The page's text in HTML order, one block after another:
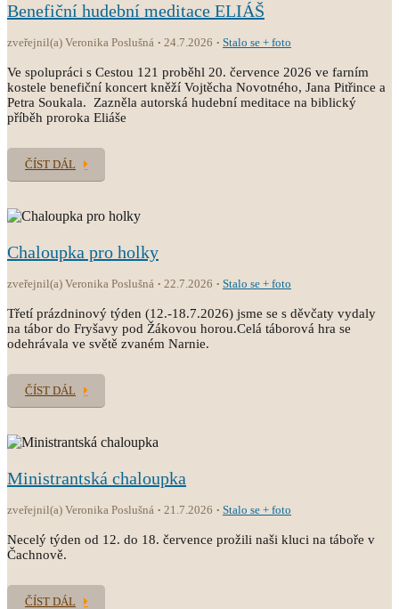
Benefiční hudební meditace ELIÁŠ
zveřejnil(a) Veronika Poslušná 24.7.2026 Stalo se + foto
Ve spolupráci s Cestou 121 proběhl 20. července 2026 ve farním
kostele benefiční koncert kněží Vojtěcha Novotného, Jana Pitřince a
Petra Soukala. Zazněla autorská hudební meditace na biblický
příběh proroka Eliáše
ČÍST DÁL
Chaloupka pro holky
zveřejnil(a) Veronika Poslušná 22.7.2026 Stalo se + foto
Třetí prázdninový týden (12.-18.7.2026) jsme se s děvčaty vydaly
na tábor do Fryšavy pod Žákovou horou.Celá táborová hra se
odehrávala ve světě zvaném Narnie.
ČÍST DÁL
Ministrantská chaloupka
zveřejnil(a) Veronika Poslušná 21.7.2026 Stalo se + foto
Necelý týden od 12. do 18. července prožili naši kluci na táboře v
Čachnově.
ČÍST DÁL